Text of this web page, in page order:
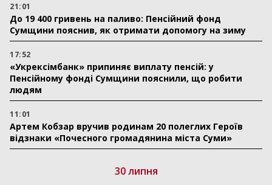
21:01
До 19 400 гривень на паливо: Пенсійний фонд
Сумщини пояснив, як отримати допомогу на зиму
17:52
«Укрексімбанк» припиняє виплату пенсій: у
Пенсійному фонді Сумщини пояснили, що робити
людям
11:01
Артем Кобзар вручив родинам 20 полеглих Героїв
відзнаки «Почесного громадянина міста Суми»
30 липня